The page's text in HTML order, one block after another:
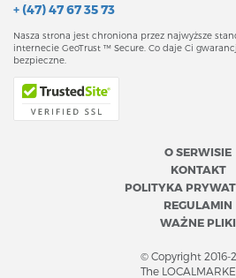
+ (47) 47 67 35 73
Nasza strona jest chroniona przez najwyższe
internecie GeoTrust ™ Secure. Co daje Ci
bezpieczne.
O SERWISIE
KONTAKT
POLITYKA
REGULAMIN
WAŻNE PLIKI
© Copyright 2016-
The